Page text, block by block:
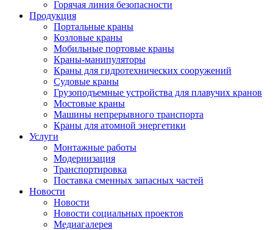
Горячая линия безопасности
Продукция
Портальные краны
Козловые краны
Мобильные портовые краны
Краны-манипуляторы
Краны для гидротехнических сооружений
Судовые краны
Грузоподъемные устройства для плавучих кранов
Мостовые краны
Машины непрерывного транспорта
Краны для атомной энергетики
Услуги
Монтажные работы
Модернизация
Транспортировка
Поставка сменных запасных частей
Новости
Новости
Новости социальных проектов
Медиагалерея